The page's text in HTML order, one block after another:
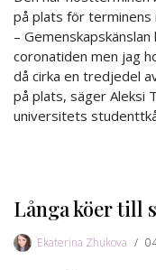
på plats för terminens
–
coronatiden men jag
då cirka en tredjedel
på plats, säger Aleksi
universitets
Långa köer till
Ekaterina Zhukova